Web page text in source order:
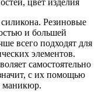
цвет изделия
Резиновые
и большей
всего подходят для
элементов.
самостоятельно
с их помощью
маникюр.